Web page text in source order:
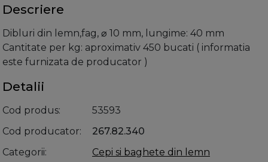
Descriere
Dibluri din lemn,fag, ⌀ 10 mm, lungime: 40 mm
Cantitate per kg: aproximativ 450 bucati ( informatia
este furnizata de producator )
Detalii
Cod produs
53593
Cod producator
267.82.340
Categorii
Cepi si baghete din lemn